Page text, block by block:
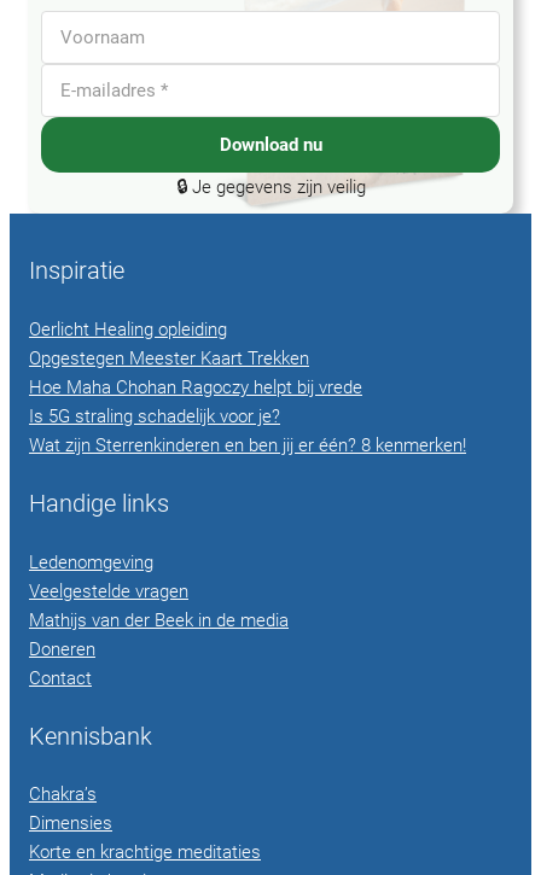
Download nu
🔒 Je gegevens zijn veilig
Inspiratie
Oerlicht Healing opleiding
Opgestegen Meester Kaart Trekken
Hoe Maha Chohan Ragoczy helpt bij vrede
Is 5G straling schadelijk voor je?
Wat zijn Sterrenkinderen en ben jij er één? 8 kenmerken!
Handige links
Ledenomgeving
Veelgestelde vragen
Mathijs van der Beek in de media
Doneren
Contact
Kennisbank
Chakra’s
Dimensies
Korte en krachtige meditaties